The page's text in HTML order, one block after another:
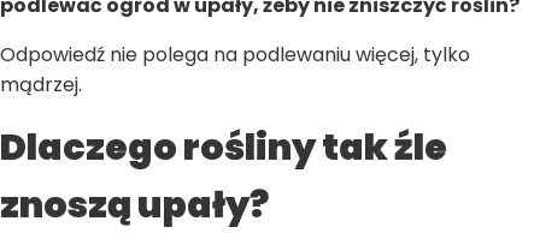
Odpowiedź nie polega na podlewaniu więcej, tylko
mądrzej.
Dlaczego rośliny tak źle
znoszą upały?